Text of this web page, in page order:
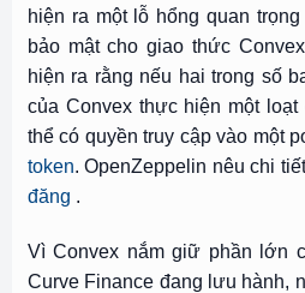
hiện ra một lỗ hổng quan
bảo mật cho giao thức
hiện ra rằng nếu hai trong số
của Convex thực hiện một
thể có quyền truy cập vào một
token. OpenZeppelin nêu chi
đăng .
Vì Convex nắm giữ phần lớn
Curve Finance đang lưu hành,